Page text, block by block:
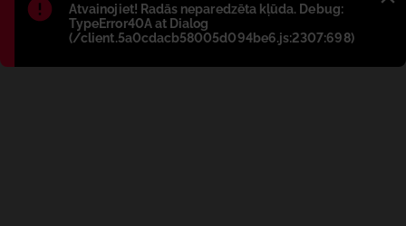
Błąd:
Atvainojiet! Radās neparedzēta kļūda. Debug:
TypeError40A at Dialog
(/client.5a0cdacb58005d094be6.js:2307:698)